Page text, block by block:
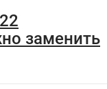
заменить